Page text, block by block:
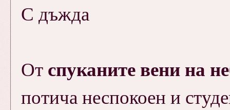
С дъжда
От спуканите вени на
потича неспокоен и